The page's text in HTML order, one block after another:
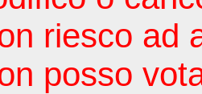
riesco ad
posso